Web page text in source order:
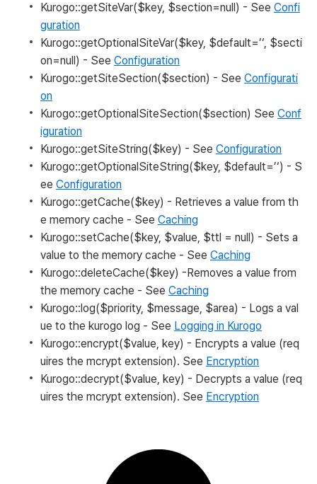
Kurogo::getSiteVar($key, $section=null) - See Confi
guration
Kurogo::getOptionalSiteVar($key, $default=’‘, $secti
on=null) - See Configuration
Kurogo::getSiteSection($section) - See Configurati
on
Kurogo::getOptionalSiteSection($section) See Conf
iguration
Kurogo::getSiteString($key) - See Configuration
Kurogo::getOptionalSiteString($key, $default=’‘) - S
ee Configuration
Kurogo::getCache($key) - Retrieves a value from th
e memory cache - See Caching
Kurogo::setCache($key, $value, $ttl = null) - Sets a
value to the memory cache - See Caching
Kurogo::deleteCache($key) -Removes a value from
the memory cache - See Caching
Kurogo::log($priority, $message, $area) - Logs a val
ue to the kurogo log - See Logging in Kurogo
Kurogo::encrypt($value, key) - Encrypts a value (req
uires the mcrypt extension). See Encryption
Kurogo::decrypt($value, key) - Decrypts a value (req
uires the mcrypt extension). See Encryption